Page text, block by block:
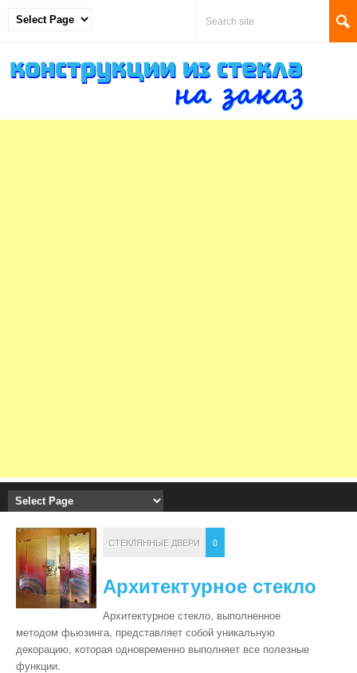
СТЕКЛЯННЫЕ ДВЕРИ 0
Архитектурное стекло
Архитектурное стекло, выполненное
методом фьюзинга, представляет собой уникальную
декорацию, которая одновременно выполняет все полезные
функции.